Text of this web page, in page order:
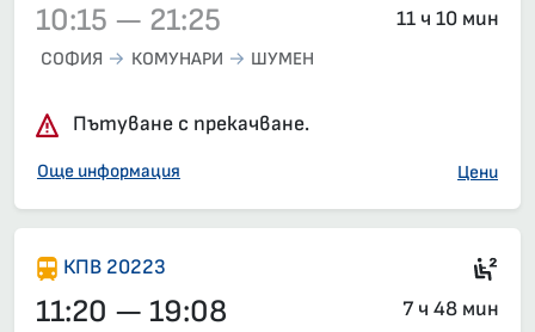
10:15 — 21:25 11 ч 10 мин
СОФИЯ КОМУНАРИ ШУМЕН
Пътуване с прекачване.
Още информация Цени
КПВ 20223
11:20 — 19:08 7 ч 48 мин